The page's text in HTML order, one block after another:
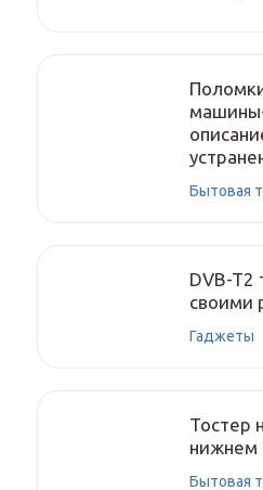
Бытовая
DVB-T2
своими
Гаджеты
Тостер
нижнем
Бытовая